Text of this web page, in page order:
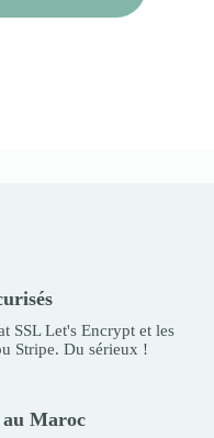
SSL Let's Encrypt et les
Stripe. Du sérieux !
Maroc